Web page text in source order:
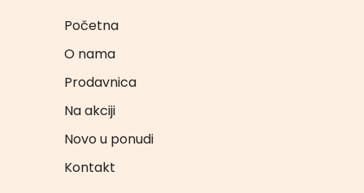
Početna
O nama
Prodavnica
Na akciji
Novo u ponudi
Kontakt